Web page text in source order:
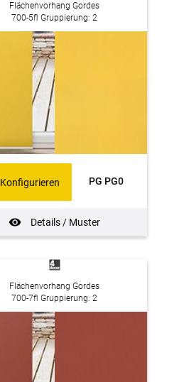
Flächenvorhang Gordes
700-5fl Gruppierung: 2
PG PG0
Details / Muster
Konfigurieren
Flächenvorhang Gordes
700-7fl Gruppierung: 2